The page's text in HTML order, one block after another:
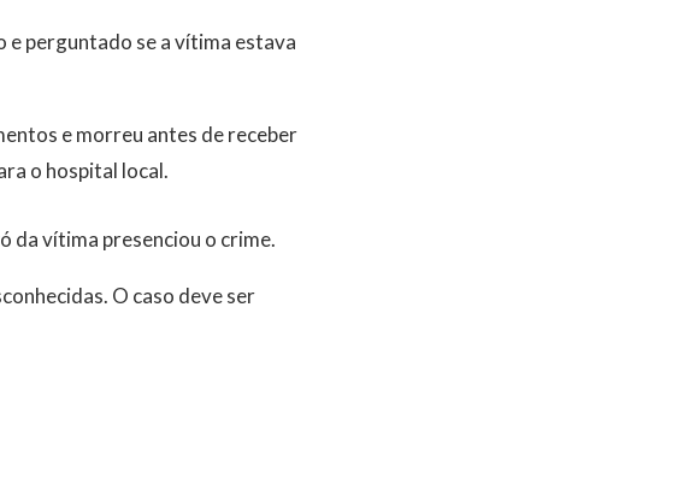
e perguntado se a vítima estava
e morreu antes de receber
o hospital local.
da vítima presenciou o crime.
O caso deve ser